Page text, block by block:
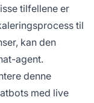
tilfellene er
til
kan den
agent.
denne
med live